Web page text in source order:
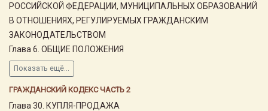
РОССИЙСКОЙ ФЕДЕРАЦИИ, МУНИЦИПАЛЬНЫХ ОБРАЗОВАНИЙ
В ОТНОШЕНИЯХ, РЕГУЛИРУЕМЫХ ГРАЖДАНСКИМ
ЗАКОНОДАТЕЛЬСТВОМ
Глава 6. ОБЩИЕ ПОЛОЖЕНИЯ
Показать ещё...
ГРАЖДАНСКИЙ КОДЕКС ЧАСТЬ 2
Глава 30. КУПЛЯ-ПРОДАЖА